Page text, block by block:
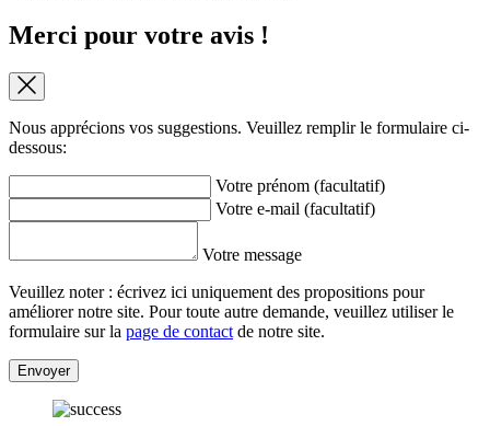
Merci pour votre avis !
Nous apprécions vos suggestions. Veuillez remplir le formulaire ci-
dessous:
Votre prénom (facultatif)
Votre e-mail (facultatif)
Votre message
Veuillez noter : écrivez ici uniquement des propositions pour
améliorer notre site. Pour toute autre demande, veuillez utiliser le
formulaire sur la page de contact de notre site.
Envoyer